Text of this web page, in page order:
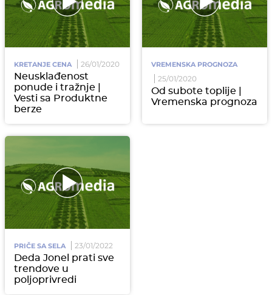
KRETANJE CENA 26/01/2020
Neusklađenost
ponude i tražnje |
Vesti sa Produktne
berze
VREMENSKA PROGNOZA
25/01/2020
Od subote toplije |
Vremenska prognoza
PRIČE SA SELA 23/01/2022
Deda Jonel prati sve
trendove u
poljoprivredi